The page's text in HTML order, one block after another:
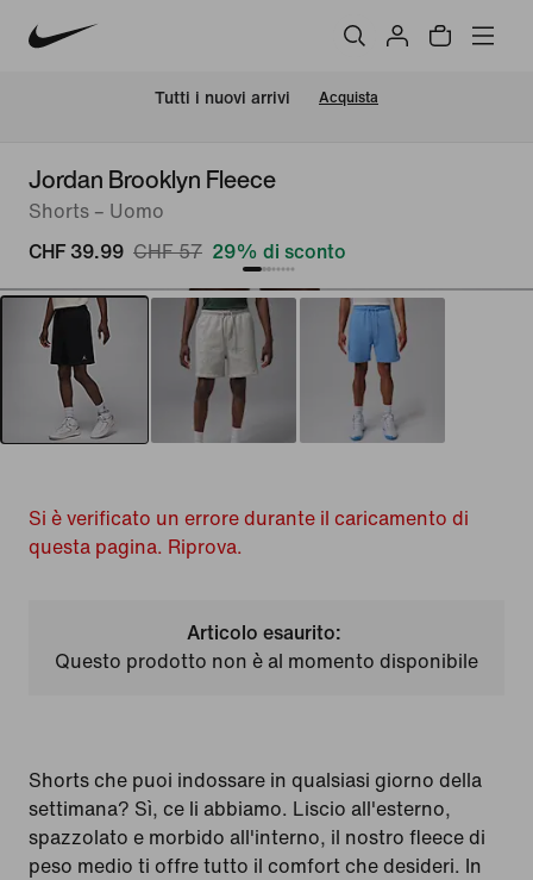
Tutti i nuovi arrivi Acquista
Jordan Brooklyn Fleece
Shorts – Uomo
CHF 39.99 CHF 57 29% di sconto
Si è verificato un errore durante il caricamento di
questa pagina. Riprova.
Articolo esaurito:
Questo prodotto non è al momento disponibile
Shorts che puoi indossare in qualsiasi giorno della
settimana? Sì, ce li abbiamo. Liscio all'esterno,
spazzolato e morbido all'interno, il nostro fleece di
peso medio ti offre tutto il comfort che desideri. In